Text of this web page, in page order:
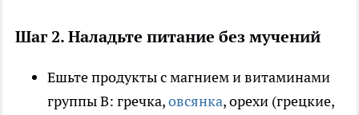
Шаг 2. Наладьте питание без мучений
Ешьте продукты с магнием и витаминами
группы B: гречка,овсянка, орехи (грецкие,